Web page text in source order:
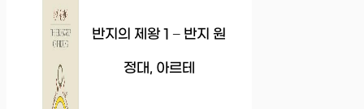
반지의 제왕 1 – 반지 원
정대, 아르테